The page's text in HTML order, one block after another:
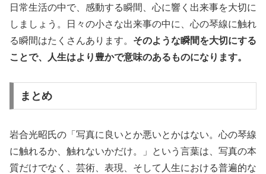
日常生活の中で、感動する瞬間、心に響く出来事を大切に
しましょう。日々の小さな出来事の中に、心の琴線に触れ
る瞬間はたくさんあります。 そのような瞬間を大切にする
ことで、人生はより豊かで意味のあるものになります。
まとめ
岩合光昭氏の「写真に良いとか悪いとかはない。心の琴線
に触れるか、触れないかだけ。」という言葉は、写真の本
質だけでなく、芸術、表現、そして人生における普遍的な